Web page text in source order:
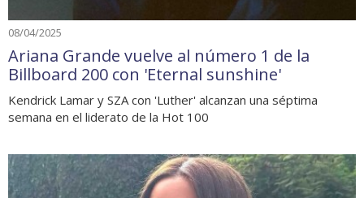
08/04/2025
Ariana Grande vuelve al número 1 de la
Billboard 200 con 'Eternal sunshine'
Kendrick Lamar y SZA con 'Luther' alcanzan una séptima
semana en el liderato de la Hot 100